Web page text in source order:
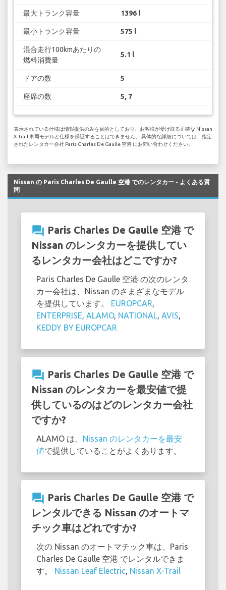
最大トランク容量 1396 l
最小トランク容量 575 l
混合走行100kmあたりの
燃料消費量
5.1 l
ドアの数 5
座席の数 5, 7
表示されている仕様は情報提供のみを目的としており、お客様が受け取る正確な Nissan
X-Trail 車両モデルと仕様を保証することはできません。 具体的な詳細については、指定
されたレンタカー会社 Paris Charles De Gaulle 空港 にお問い合わせください。
Nissan の Paris Charles De Gaulle 空港 でのレンタカー - よくある質
問
question_answer Paris Charles De Gaulle 空港 で
Nissan のレンタカーを提供してい
るレンタカー会社はどこですか?
Paris Charles De Gaulle 空港 の次のレンタ
カー会社は、Nissan のさまざまなモデル
を提供しています。 EUROPCAR,
ENTERPRISE, ALAMO, NATIONAL, AVIS,
KEDDY BY EUROPCAR
question_answer Paris Charles De Gaulle 空港 で
Nissan のレンタカーを最安値で提
供しているのはどのレンタカー会社
ですか?
ALAMO は、 Nissan のレンタカーを最安
値で提供していることがよくあります。
question_answer Paris Charles De Gaulle 空港 で
レンタルできる Nissan のオートマ
チック車はどれですか?
次の Nissan のオートマチック車は、Paris
Charles De Gaulle 空港 でレンタルできま
す。 Nissan Leaf Electric, Nissan X-Trail